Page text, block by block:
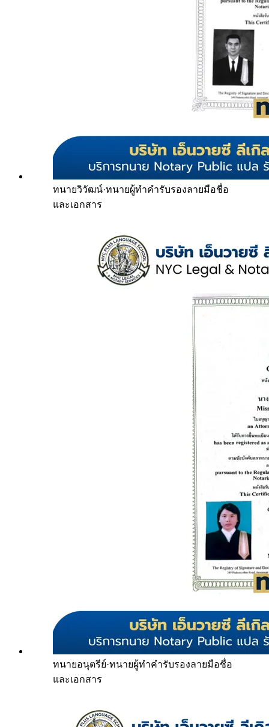
ทนายวิวัฒน์·ทนายผู้ทำคำรับรองลายมือชื่อ
และเอกสาร
ทนายอนุตรีย์·ทนายผู้ทำคำรับรองลายมือชื่อ
และเอกสาร